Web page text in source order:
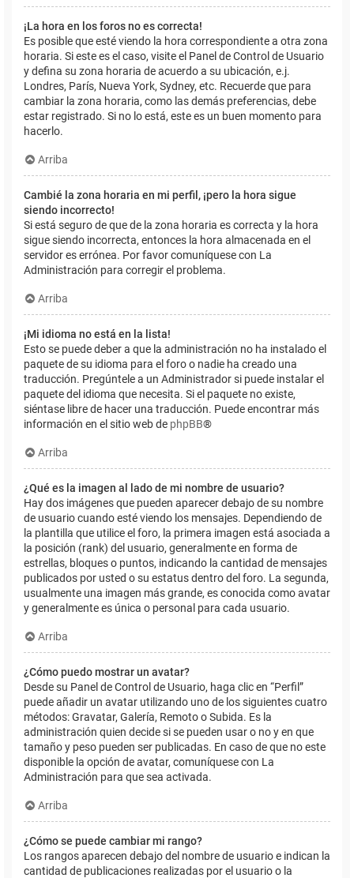
¡La hora en los foros no es correcta!
Es posible que esté viendo la hora correspondiente a otra zona
horaria. Si este es el caso, visite el Panel de Control de Usuario
y defina su zona horaria de acuerdo a su ubicación, e.j.
Londres, París, Nueva York, Sydney, etc. Recuerde que para
cambiar la zona horaria, como las demás preferencias, debe
estar registrado. Si no lo está, este es un buen momento para
hacerlo.
Arriba
Cambié la zona horaria en mi perfil, ¡pero la hora sigue
siendo incorrecto!
Si está seguro de que de la zona horaria es correcta y la hora
sigue siendo incorrecta, entonces la hora almacenada en el
servidor es errónea. Por favor comuníquese con La
Administración para corregir el problema.
Arriba
¡Mi idioma no está en la lista!
Esto se puede deber a que la administración no ha instalado el
paquete de su idioma para el foro o nadie ha creado una
traducción. Pregúntele a un Administrador si puede instalar el
paquete del idioma que necesita. Si el paquete no existe,
siéntase libre de hacer una traducción. Puede encontrar más
información en el sitio web de phpBB®
Arriba
¿Qué es la imagen al lado de mi nombre de usuario?
Hay dos imágenes que pueden aparecer debajo de su nombre
de usuario cuando esté viendo los mensajes. Dependiendo de
la plantilla que utilice el foro, la primera imagen está asociada a
la posición (rank) del usuario, generalmente en forma de
estrellas, bloques o puntos, indicando la cantidad de mensajes
publicados por usted o su estatus dentro del foro. La segunda,
usualmente una imagen más grande, es conocida como avatar
y generalmente es única o personal para cada usuario.
Arriba
¿Cómo puedo mostrar un avatar?
Desde su Panel de Control de Usuario, haga clic en “Perfil”
puede añadir un avatar utilizando uno de los siguientes cuatro
métodos: Gravatar, Galería, Remoto o Subida. Es la
administración quien decide si se pueden usar o no y en que
tamaño y peso pueden ser publicadas. En caso de que no este
disponible la opción de avatar, comuníquese con La
Administración para que sea activada.
Arriba
¿Cómo se puede cambiar mi rango?
Los rangos aparecen debajo del nombre de usuario e indican la
cantidad de publicaciones realizadas por el usuario o la